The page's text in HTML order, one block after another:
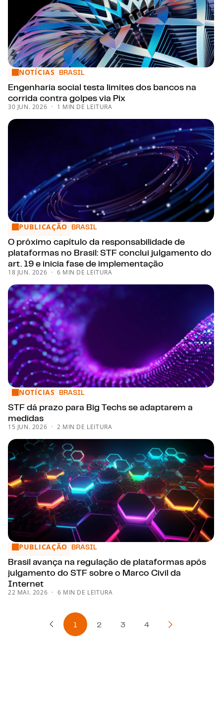
Engenharia social testa limites dos bancos na corrida
NOTÍCIAS BRASIL
Engenharia social testa limites dos bancos na
corrida contra golpes via Pix
30 JUN. 2026 1 MIN DE LEITURA
O próximo capítulo da responsabilidade de plataformas
PUBLICAÇÃO BRASIL
O próximo capítulo da responsabilidade de
plataformas no Brasil: STF conclui julgamento do
art. 19 e inicia fase de implementação
18 JUN. 2026 6 MIN DE LEITURA
STF dá prazo para Big Techs se adaptarem a medidas
NOTÍCIAS BRASIL
STF dá prazo para Big Techs se adaptarem a
medidas
15 JUN. 2026 2 MIN DE LEITURA
Brasil avança na regulação de plataformas após
PUBLICAÇÃO BRASIL
Brasil avança na regulação de plataformas após
julgamento do STF sobre o Marco Civil da
Internet
22 MAI. 2026 6 MIN DE LEITURA
Página Anterior
1 2 3 4
Próxima